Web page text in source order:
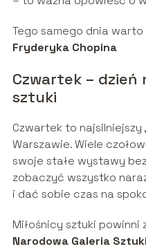
Tego samego dnia
Fryderyka Chopina
Czwartek – dzień
sztuki
Czwartek to najsilniejszy
Warszawie. Wiele
swoje stałe wystawy
zobaczyć wszystko
i dać sobie czas na
Miłośnicy sztuki powinni
Narodowa Galeria Sztuki